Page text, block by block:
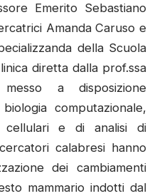
Emerito Sebastiano
Amanda Caruso e
della Scuola
diretta dalla prof.ssa
a disposizione
computazionale,
cellulari e di analisi di
calabresi hanno
dei cambiamenti
mammario indotti dal